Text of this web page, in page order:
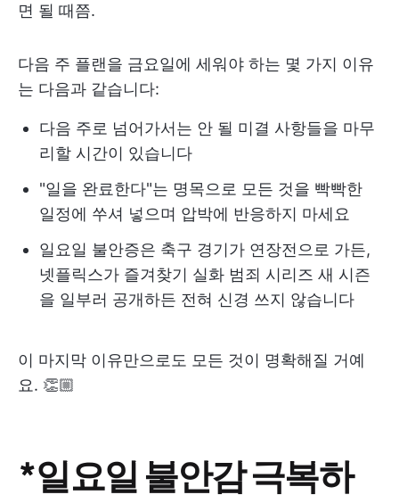
면 될 때쯤.
다음 주 플랜을 금요일에 세워야 하는 몇 가지 이유
는 다음과 같습니다:
다음 주로 넘어가서는 안 될 미결 사항들을 마무
리할 시간이 있습니다
"일을 완료한다"는 명목으로 모든 것을 빡빡한
일정에 쑤셔 넣으며 압박에 반응하지 마세요
일요일 불안증은 축구 경기가 연장전으로 가든,
넷플릭스가 즐겨찾기 실화 범죄 시리즈 새 시즌
을 일부러 공개하든 전혀 신경 쓰지 않습니다
이 마지막 이유만으로도 모든 것이 명확해질 거예
요. 👏🏼
*일요일 불안감 극복하